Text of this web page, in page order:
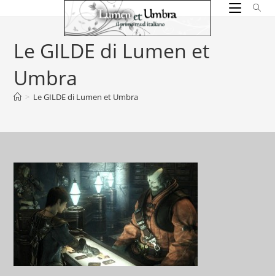
Le GILDE di Lumen et
Umbra
> Le GILDE di Lumen et Umbra